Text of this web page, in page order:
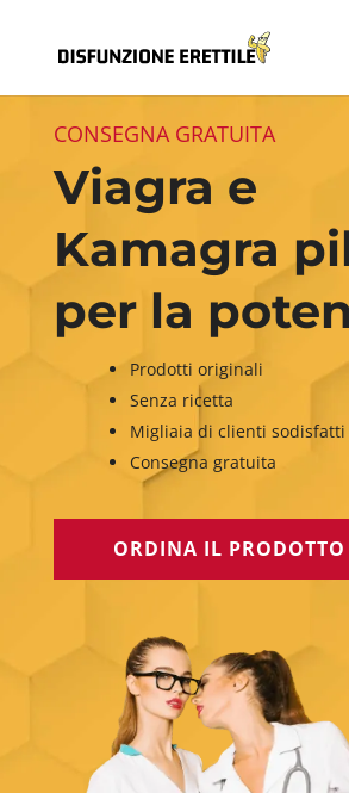
CONSEGNA GRATUITA
Viagra e
Kamagra
per la
Prodotti originali
Senza ricetta
Migliaia di clienti sodisfatti
Consegna gratuita
ORDINA IL PRODOTTO